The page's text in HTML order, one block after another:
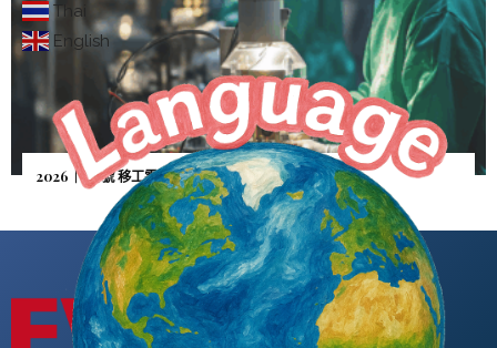
Thai
English
2026｜5月號 移工零付費—雇主憂逃逸「人財兩失」